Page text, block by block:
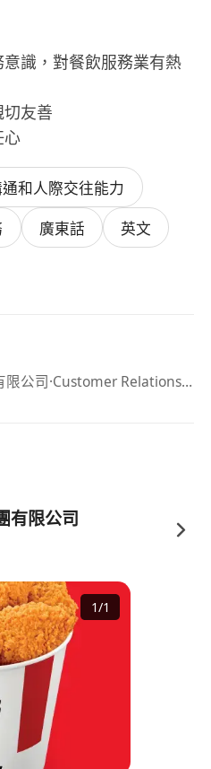
識，對餐飲服務業有熱
友善
心
和人際交往能力
廣東話
英文
限公司·Customer Relations Coordinator
有限公司
1/1